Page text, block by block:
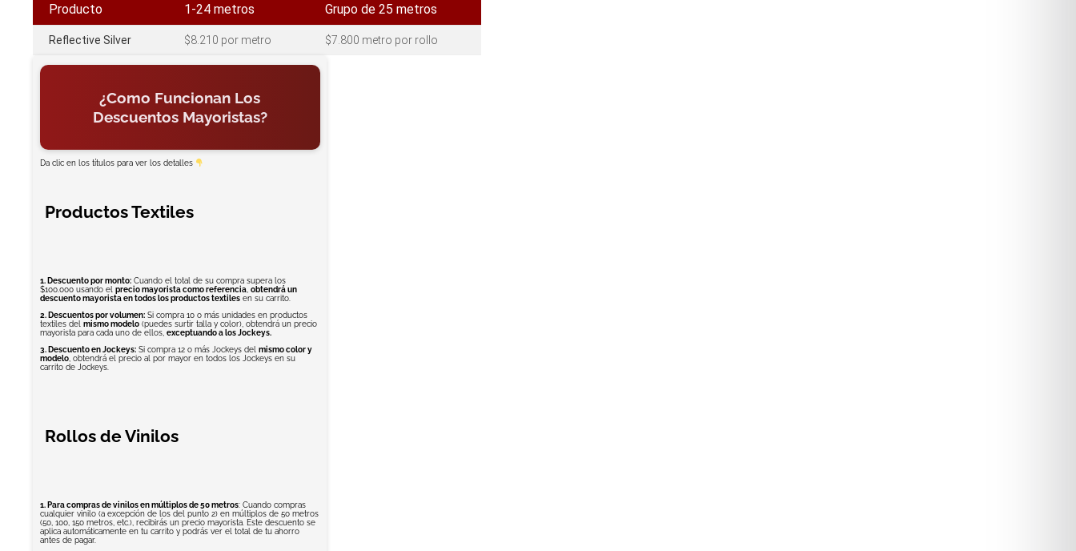
Producto 1-24 metros Grupo de 25 metros
Reflective Silver $8.210 por metro $7.800 metro por rollo
¿Como Funcionan Los
Descuentos Mayoristas?
Da clic en los títulos para ver los detalles
Productos Textiles
1. Descuento por monto:Cuando el total de su compra supera los
$100.000 usando el precio mayorista como referencia, obtendrá un
descuento mayorista en todos los productos textilesen su carrito.
2. Descuentos por volumen:Si compra 10 o más unidades en productos
textiles del mismo modelo(puedes surtir talla y color), obtendrá un precio
mayorista para cada uno de ellos, exceptuando a los Jockeys.
3. Descuento en Jockeys:Si compra 12 o más Jockeys del mismo color y
modelo, obtendrá el precio al por mayor en todos los Jockeys en su
carrito de Jockeys.
Rollos de Vinilos
1. Para compras de vinilos en múltiplos de 50 metros: Cuando compras
cualquier vinilo (a excepción de los del punto 2) en múltiplos de 50 metros
(50, 100, 150 metros, etc.), recibirás un precio mayorista. Este descuento se
aplica automáticamente en tu carrito y podrás ver el total de tu ahorro
antes de pagar.